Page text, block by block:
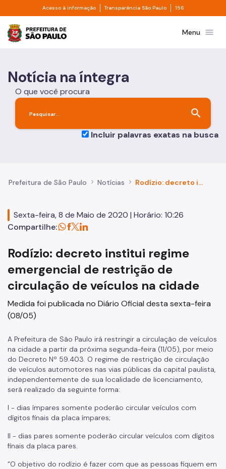
Pular para o Conteúdo principal
Acesso à informação Divisor de acesso à informação
Transparência São Paulo Divisor de
156
Prefeitura de São PauloMenu menu
Notícia na íntegra
O que você procura
search
Incluir palavras exatas na busca
Prefeitura de São Paulo Notícias Rodízio: decreto institui regime emergencial de restrição de circulação de veículos na cidade
Sexta-feira, 8 de Maio de 2020 | Horário: 10:26
Compartilhe:
Rodízio: decreto institui regime
emergencial de restrição de
circulação de veículos na cidade
Medida foi publicada no Diário Oficial desta sexta-feira
(08/05)
A Prefeitura de São Paulo irá restringir a circulação de veículos
na cidade a partir da próxima segunda-feira (11/05), por meio
do Decreto Nº 59.403. O regime de restrição de circulação
de veículos automotores nas vias públicas da capital paulista,
independentemente de sua localidade de licenciamento,
será realizado da seguinte forma:
I - dias ímpares somente poderão circular veículos com
dígitos finais da placa ímpares;
II - dias pares somente poderão circular veículos com dígitos
finais da placa pares.
“O objetivo do rodízio é fazer com que as pessoas fiquem em